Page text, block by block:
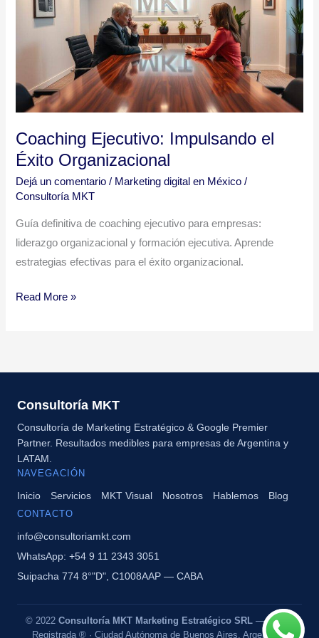
Coaching Ejecutivo: Impulsando el
Éxito Organizacional
Dejá un comentario / Marketing digital en México /
Consultoría MKT
Guía definitiva de coaching ejecutivo para empresas:
liderazgo organizacional y formación ejecutiva. Aprende
estrategias efectivas para el éxito organizacional.
Organizacional
Read More »
Consultoría MKT
Consultoría de Marketing Estratégico & Google Premier
Partner. Resultados medibles para empresas de Argentina y
LATAM.
NAVEGACIÓN
Inicio Servicios MKT Visual Nosotros Hablemos Blog
CONTACTO
info@consultoriamkt.com
WhatsApp: +54 9 11 2343 3051
Suipacha 774 8°"D", C1008AAP — CABA
© 2022 Consultoría MKT Marketing Estratégico SRL — Marca
Registrada ® · Ciudad Autónoma de Buenos Aires, Argentina ·